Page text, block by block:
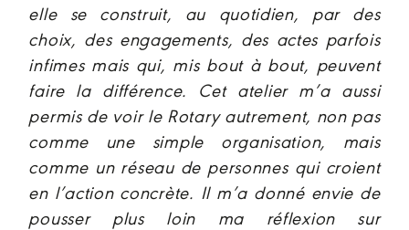
elle se construit, au quotidien, par des
choix, des engagements, des actes parfois
infimes mais qui, mis bout à bout, peuvent
faire la différence. Cet atelier m’a aussi
permis de voir le Rotary autrement, non pas
comme une simple organisation, mais
comme un réseau de personnes qui croient
en l’action concrète. Il m’a donné envie de
pousser plus loin ma réflexion sur